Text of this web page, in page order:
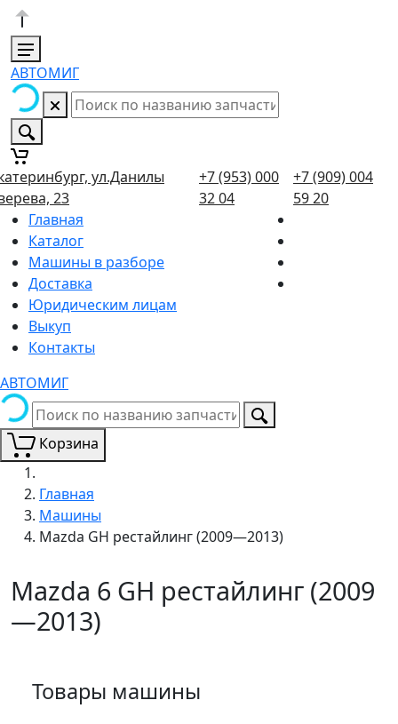
АВТОМИГ
ул.Данилы
23
+7 (953) 000
32 04
+7 (909) 004
59 20
Главная
Каталог
Машины в разборе
Доставка
Юридическим лицам
Выкуп
Контакты
АВТОМИГ
Корзина
Главная
Машины
Mazda GH рестайлинг (2009—2013)
Mazda 6 GH рестайлинг (2009
—2013)
Товары машины